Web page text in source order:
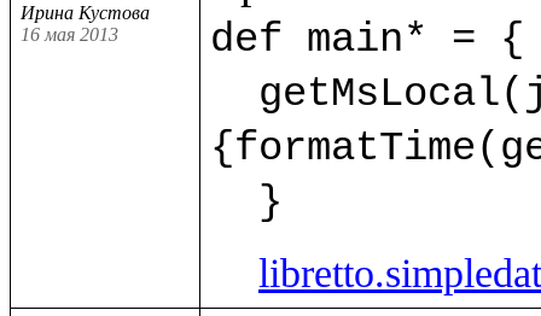
Ирина Кустова
16 мая 2013
def main* = {
  }